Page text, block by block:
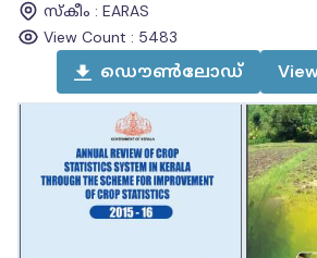
സ്കീം : EARAS
View Count : 5483
ഡൌൺലോഡ്